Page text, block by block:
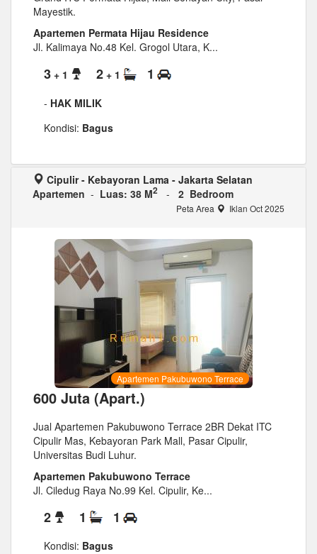
Mayestik.
Apartemen Permata Hijau Residence
Jl. Kalimaya No.48 Kel. Grogol Utara, K...
3 + 1 2 + 1 1
- HAK MILIK
Kondisi: Bagus
Cipulir - Kebayoran Lama - Jakarta Selatan
Apartemen - Luas: 38 M2 - 2 Bedroom
Peta Area Iklan Oct 2025
Apartemen Pakubuwono Terrace
600 Juta (Apart.)
Jual Apartemen Pakubuwono Terrace 2BR Dekat ITC
Cipulir Mas, Kebayoran Park Mall, Pasar Cipulir,
Universitas Budi Luhur.
Apartemen Pakubuwono Terrace
Jl. Ciledug Raya No.99 Kel. Cipulir, Ke...
2 1 1
Kondisi: Bagus